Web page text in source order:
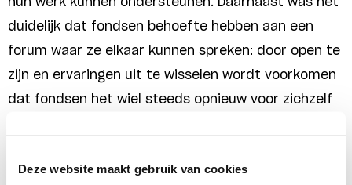
Deze website maakt gebruik van cookies
duidelijk dat fondsen behoefte hebben aan een
forum waar ze elkaar kunnen spreken: door open te
zijn en ervaringen uit te wisselen wordt voorkomen
dat fondsen het wiel steeds opnieuw voor zichzelf